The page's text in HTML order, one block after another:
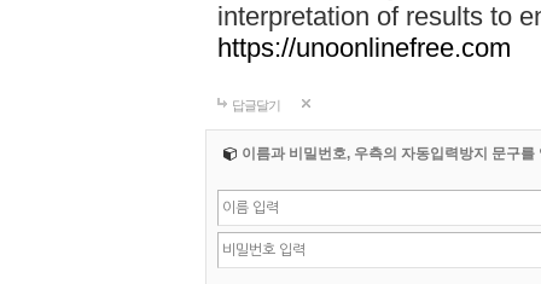
interpretation of results to
https://unoonlinefree.com
답글달기
이름과 비밀번호, 우측의 자동입력방지 문구를